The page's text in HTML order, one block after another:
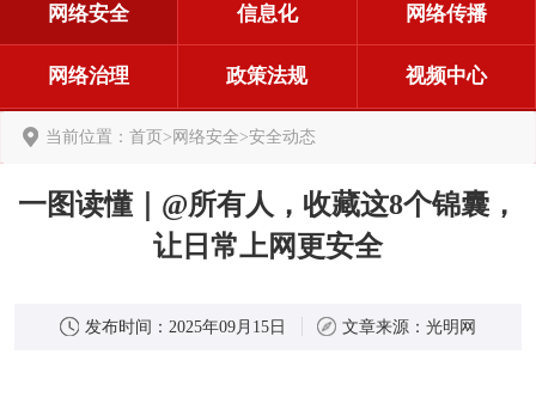
网络安全 信息化 网络传播
网络治理 政策法规 视频中心
当前位置： 首页>网络安全>安全动态
一图读懂｜@所有人，收藏这8个锦囊，
让日常上网更安全
发布时间： 2025年09月15日 文章来源： 光明网